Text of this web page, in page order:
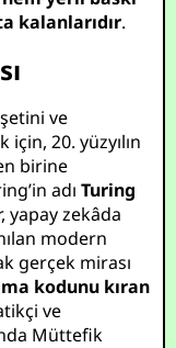
kalanlarıdır.
ve
için, 20. yüzyılın
birine
adıTuring
yapay zekâda
modern
gerçek mirası
kodunu kıran
ve
Müttefik